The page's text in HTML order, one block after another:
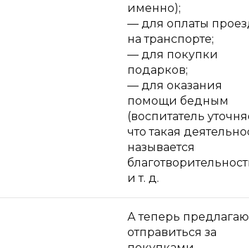
именно);
— для оплаты
на транспорте;
— для покупки
подарков;
— для оказания
помощи бедным
(воспитатель
что такая
называется
и т. д.
А теперь предлагаю
отправиться за